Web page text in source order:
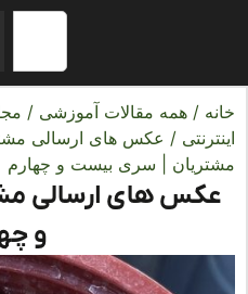
/همه مقالات آموزشی/مجله
/عکس های ارسالی مشتریان
| سری بیست و چهارم
های ارسالی
و چهارم